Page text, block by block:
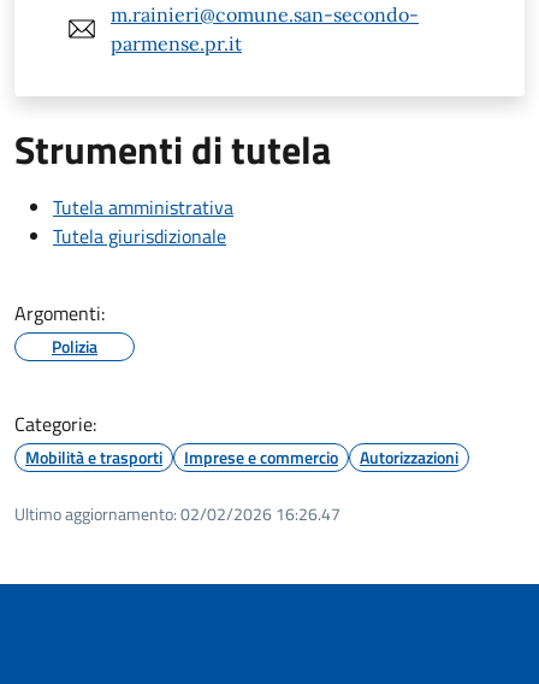
m.rainieri@comune.san-secondo-
parmense.pr.it
Strumenti di tutela
Tutela amministrativa
Tutela giurisdizionale
Argomenti:
Polizia
Categorie:
Mobilità e trasporti Imprese e commercio Autorizzazioni
Ultimo aggiornamento:02/02/2026 16:26.47